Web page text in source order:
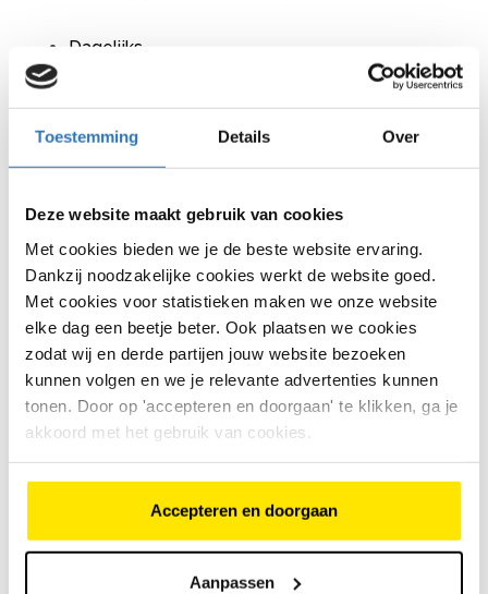
Toestemming Details Over
Deze website maakt gebruik van cookies
Met cookies bieden we je de beste website ervaring.
Dankzij noodzakelijke cookies werkt de website goed.
Met cookies voor statistieken maken we onze website
elke dag een beetje beter. Ook plaatsen we cookies
zodat wij en derde partijen jouw website bezoeken
kunnen volgen en we je relevante advertenties kunnen
tonen. Door op 'accepteren en doorgaan' te klikken, ga je
akkoord met het gebruik van cookies.
Accepteren en doorgaan
Aanpassen
Dagelijks
Actieradius tot 150 km
Comfort
Enviolo traploze
Wanneer kies je een E-Common?
Je gebruikt kinderzitjes.
Je vervoert regelmatig extra bagage.
Je zoekt meer stabiliteit dan een traditionele
stadsfiets.
Meer weten over traploos schakelen? Bekijk ook onze
collectie elektrische fietsen met traploze
Cortina E-Tide – comfortabele
allrounder